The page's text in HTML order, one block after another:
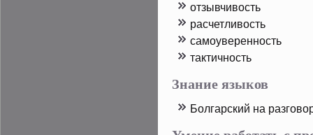
отзывчивость
расчетливость
самоуверенность
тактичность
Знание языков
Болгарский на